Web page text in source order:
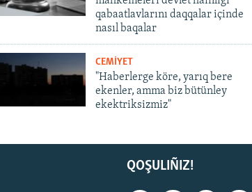
qabaatlavlarını daqqalar içinde
nasıl baqalar
CEMİYET
"Haberlerge köre, yarıq bere
ekenler, amma biz bütünley
ekektriksizmiz"
QOŞULIÑIZ!